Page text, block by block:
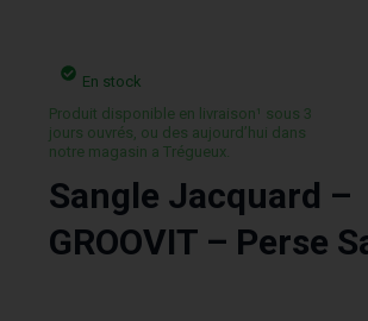
En stock
Produit disponible en livraison¹ sous 3
jours ouvrés, ou des aujourd’hui dans
notre magasin a Trégueux.
Sangle Jacquard –
GROOVIT – Perse